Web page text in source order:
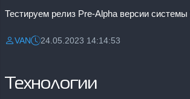
Разместил:
VANДата:24.05.2023 14:14:53
Технологии